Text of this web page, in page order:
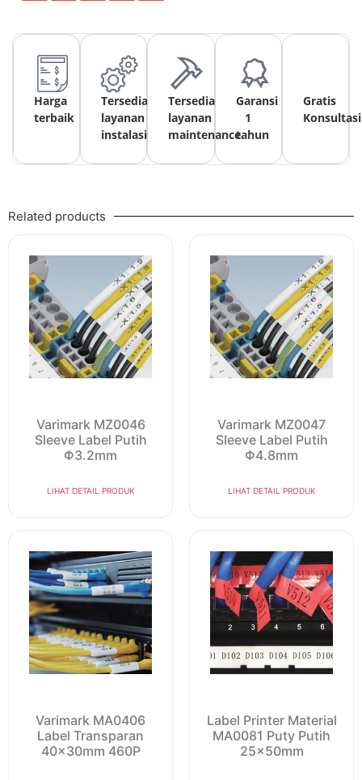
Harga
terbaik
Tersedia
layanan
instalasi
Tersedia
layanan
maintenance
Garansi
1
tahun
Gratis
Konsultasi
Related products
Varimark MZ0046
Sleeve Label Putih
Φ3.2mm
LIHAT DETAIL PRODUK
Varimark MZ0047
Sleeve Label Putih
Φ4.8mm
LIHAT DETAIL PRODUK
Varimark MA0406
Label Transparan
40x30mm 460P
Label Printer Material
MA0081 Puty Putih
25x50mm